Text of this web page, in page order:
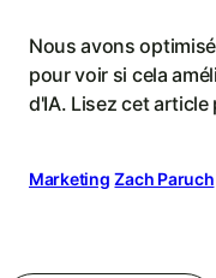
Nous avons
pour voir si cela
d'IA. Lisez cet
Marketing Zach Paruch